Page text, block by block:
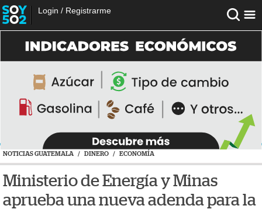
Login / Registrarme
NOTICIAS GUATEMALA / DINERO / ECONOMÍA
Ministerio de Energía y Minas
aprueba una nueva adenda para la